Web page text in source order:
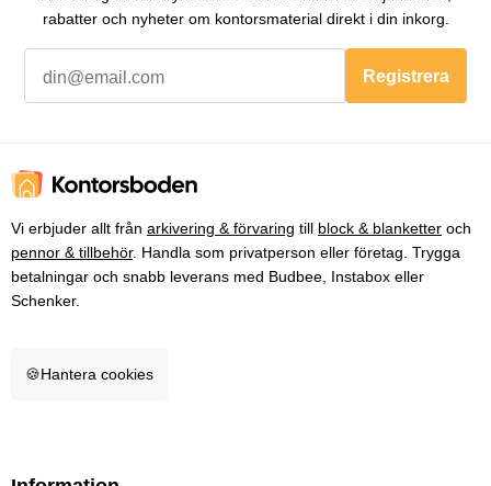
rabatter och nyheter om kontorsmaterial direkt i din inkorg.
Registrera
Vi erbjuder allt från arkivering & förvaring till block & blanketter och
pennor & tillbehör. Handla som privatperson eller företag. Trygga
betalningar och snabb leverans med Budbee, Instabox eller
Schenker.
🍪Hantera cookies